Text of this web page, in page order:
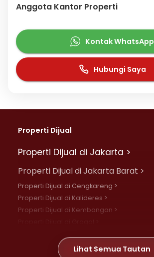
Anggota Kantor Properti
Kontak WhatsApp
Hubungi Saya
Properti Dijual
Properti Dijual di Jakarta >
Properti Dijual di Jakarta Barat >
Properti Dijual di Cengkareng >
Properti Dijual di Kalideres >
Properti Dijual di Kembangan >
Properti Dijual di Meruya >Lihat Semua Tautan